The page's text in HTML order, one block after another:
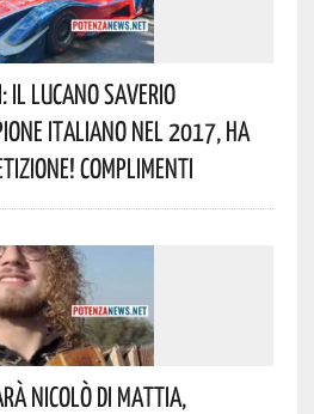
Il Lucano Saverio
Italiano Nel 2017, Ha
Complimenti
Nicolò Di Mattia,